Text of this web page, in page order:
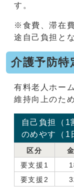
す。
※食費、滞在
途自己負担と
介護予防特
有料老人ホー
維持向上のた
自己負担（1
のめやす（1
区分
要支援1
要支援2